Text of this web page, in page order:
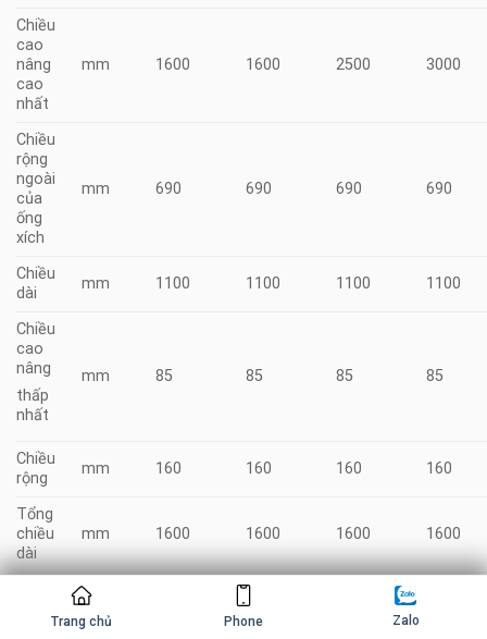
Chiều
cao
nâng
cao
nhất
mm 1600 1600 2500 3000
Chiều
rộng
ngoài
của
ống
xích
mm 690 690 690 690
Chiều
dài
mm 1100 1100 1100 1100
Chiều
cao
nâng
thấp
nhất
mm 85 85 85 85
Chiều
rộng
mm 160 160 160 160
Tổng
chiều
dài
mm 1600 1600 1600 1600
mm 725
Trang chủ Phone Zalo